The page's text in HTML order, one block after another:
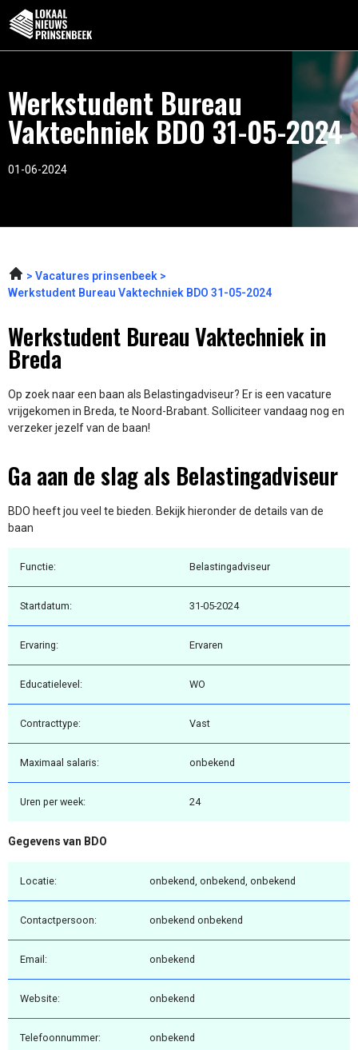
Werkstudent Bureau
Vaktechniek BDO 31-05-2024
01-06-2024
Vacatures prinsenbeek
Werkstudent Bureau Vaktechniek BDO 31-05-2024
Werkstudent Bureau Vaktechniek in
Breda
Op zoek naar een baan als Belastingadviseur? Er is een vacature
vrijgekomen in Breda, te Noord-Brabant. Solliciteer vandaag nog en
verzeker jezelf van de baan!
Ga aan de slag als Belastingadviseur
BDO heeft jou veel te bieden. Bekijk hieronder de details van de
baan
Functie: Belastingadviseur
Startdatum: 31-05-2024
Ervaring: Ervaren
Educatielevel: WO
Contracttype: Vast
Maximaal salaris: onbekend
Uren per week: 24
Gegevens van BDO
Locatie: onbekend, onbekend, onbekend
Contactpersoon: onbekend onbekend
Email: onbekend
Website: onbekend
Telefoonnummer: onbekend